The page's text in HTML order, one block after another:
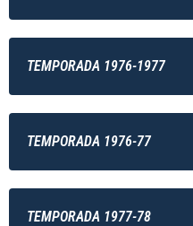
TEMPORADA 1976-1977
TEMPORADA 1976-77
TEMPORADA 1977-78